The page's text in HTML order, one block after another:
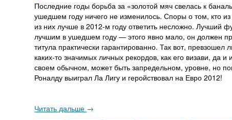
Последние годы борьба за «золотой мяч свелась к
ушедшем году ничего не изменилось. Споры о том, кто
из них лучше в 2012-м году ответить несложно. Лучший
лучшим в ушедшем году — этого явно мало, он должен
титула практически гарантированно. Так вот,
каких-то значимых личных рекордов, как его визави, да
своем обычном, может быть запредельном, уровне, но
Роналду выиграл Ла Лигу и геройствовал на Евро 2012!
Читать дальше →